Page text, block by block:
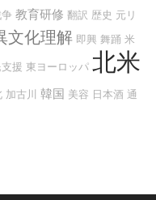
教育研修 翻訳 歴史 元リ
文化理解 即興 舞踊 米
援 東ヨーロッパ 北米
加古川 韓国 美容 日本酒 通